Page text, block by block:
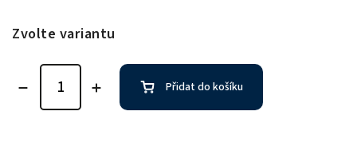
Zvolte variantu
Přidat do košíku